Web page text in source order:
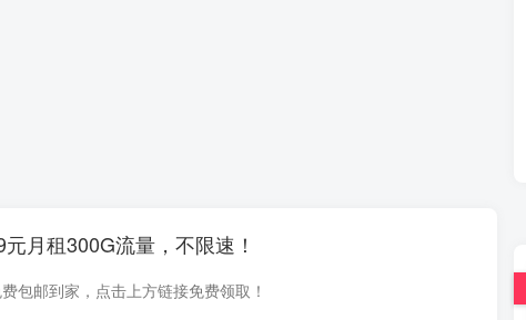
月租300G流量，不限速！
包邮到家，点击上方链接免费领取！